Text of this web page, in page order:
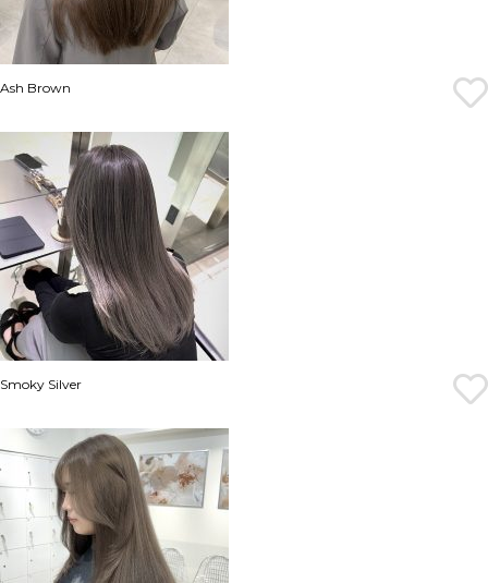
Ash Brown
Smoky Silver